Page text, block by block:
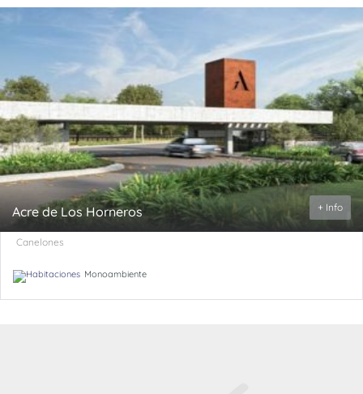
Acre de Los Horneros + Info
Canelones
Monoambiente